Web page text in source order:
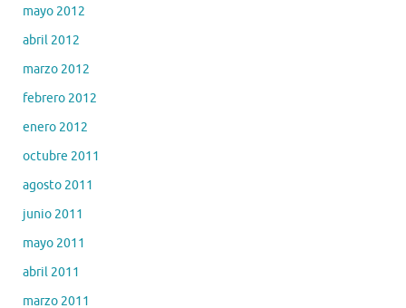
mayo 2012
abril 2012
marzo 2012
febrero 2012
enero 2012
octubre 2011
agosto 2011
junio 2011
mayo 2011
abril 2011
marzo 2011